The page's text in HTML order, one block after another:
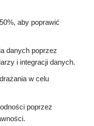
aby poprawić
danych poprzez
i integracji danych.
w celu
poprzez